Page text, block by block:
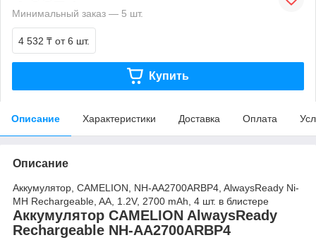
Минимальный заказ — 5 шт.
4 532 ₸ от 6 шт.
Купить
Описание Характеристики Доставка Оплата
Описание
Аккумулятор, CAMELION, NH-AA2700ARBP4, AlwaysReady Ni-
MH Rechargeable, AA, 1.2V, 2700 mAh, 4 шт. в блистере
Аккумулятор CAMELION AlwaysReady
Rechargeable NH-AA2700ARBP4